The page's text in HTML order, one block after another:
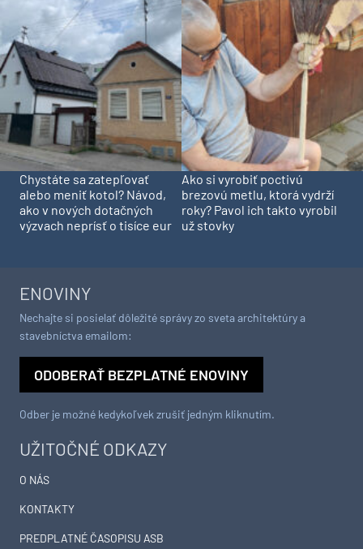
Chystáte sa zatepľovať
alebo meniť kotol? Návod,
ako v nových dotačných
výzvach neprísť o tisíce eur
Ako si vyrobiť poctivú
brezovú metlu, ktorá vydrží
roky? Pavol ich takto vyrobil
už stovky
UŽITOČNÉ ODKAZY
O NÁS
KONTAKTY
PREDPLATNÉ ČASOPISU ASB
ENOVINY
Nechajte si posielať dôležité správy zo sveta architektúry a
stavebníctva emailom:
ODOBERAŤ BEZPLATNÉ ENOVINY
Odber je možné kedykoľvek zrušiť jedným kliknutím.